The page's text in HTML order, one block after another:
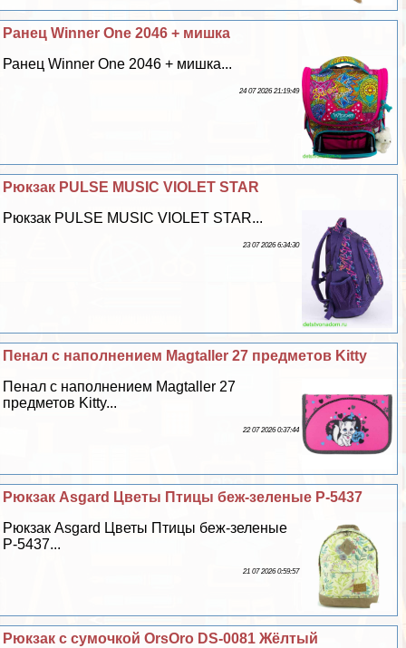
Ранец Winner One 2046 + мишка
Ранец Winner One 2046 + мишка...
24 07 2026 21:19:49
Рюкзак PULSE MUSIC VIOLET STAR
Рюкзак PULSE MUSIC VIOLET STAR...
23 07 2026 6:34:30
Пенал с наполнением Magtaller 27 предметов Kitty
Пенал с наполнением Magtaller 27
предметов Kitty...
22 07 2026 0:37:44
Рюкзак Asgard Цветы Птицы беж-зеленые Р-5437
Рюкзак Asgard Цветы Птицы беж-зеленые
Р-5437...
21 07 2026 0:59:57
Рюкзак с сумочкой OrsOro DS-0081 Жёлтый